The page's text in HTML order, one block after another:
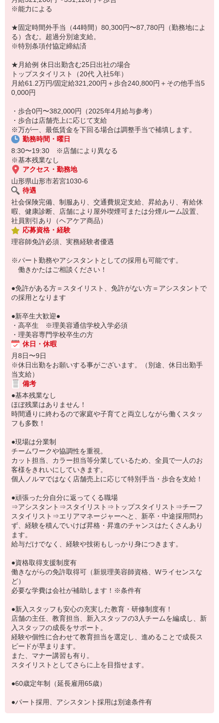
●たくさんの経験を積めるからスキルUPが可能☆
●プラージュは理容店・美容店両形態を運営する企業なので、理
容師から美容師に、美容師から理容師へ、転向可能。
詳しくは備考欄にも記載あり★
実務に就いてからの振り返りにも◎
★☆★人気のクリッパーズカット技術を学べます★☆★
クリッパーズカット技術とは…
位のヘアスタイルの形成等）をバリカンを使用して行うカットの事
です。
さっと出来る簡単な作業に見えますが、見た目以上に高度な技術が
必要で、スキルアップにも繋がります。
ぞれのメリットを活かし、ヘアスタイルのご提案の幅も広がります
よ。
※能力による
★固定時間外手当（44時間）80,300円〜87,780円（勤務地によ
る）含む。超過分別途支給。
※特別条項付協定締結済
★月給例 休日出勤含む25日出社の場合
トップスタイリスト（20代 入社5年）
月給61.2万円/固定給321,200円＋歩合240,800円＋その他手当5
0,000円
・歩合0円〜382,000円（2025年4月給与参考）
・歩合は店舗売上に応じて支給
※万が一、最低賃金を下回る場合は調整手当で補填します。
勤務時間・曜日
8:30〜19:30 ※店舗により異なる
※基本残業なし
アクセス・勤務地
山形県山形市若宮1030-6
待遇
社会保険完備、制服あり、交通費規定支給、昇給あり、有給休
暇、健康診断、店舗により屋外喫煙可または分煙ルーム設置、
社員割引あり（ヘアケア商品）
応募資格・経験
理容師免許必須、実務経験者優遇
※パート勤務やアシスタントとしての採用も可能です。
働きかたはご相談ください！
●免許がある方＝スタイリスト、免許がない方＝アシスタントで
の採用となります
●新卒生大歓迎●
・高卒生 ※理美容通信学校入学必須
・理美容専門学校卒生の方
休日・休暇
月8日〜9日
※休日出勤をお願いする事がございます。（別途、休日出勤手
当支給）
備考
●基本残業なし
ほぼ残業はありません！
時間通りに終わるので家庭や子育てと両立しながら働くスタッ
フも多数！
●現場は分業制
チームワークや協調性を重視。
カット担当、カラー担当等分業しているため、全員で一人のお
客様をきれいにしていきます。
個人ノルマではなく店舗売上に応じて特別手当・歩合を支給！
●頑張った分自分に返ってくる職場
⇒アシスタント⇒スタイリスト⇒トップスタイリスト⇒チーフ
スタイリスト⇒エリアマネージャーへと、新卒・中途採用問わ
ず、経験を積んでいけば昇格・昇進のチャンスはたくさんあり
ます。
給与だけでなく、経験や技術もしっかり身につきます。
●資格取得支援制度有
働きながらの免許取得可（新規理美容師資格、Wライセンスな
ど）
必要な学費は会社が補助します！※条件有
●新入スタッフも安心の充実した教育・研修制度有！
店舗の主任、教育担当、新入スタッフの3人チームを編成し、新
入スタッフの成長をサポート。
経験や個性に合わせて教育担当を選定し、進めることで成長ス
ピードが早まります。
また、マナー講習も有り。
スタイリストとしてさらに上を目指せます。
●60歳定年制（延長雇用65歳）
●パート採用、アシスタント採用は別途条件有